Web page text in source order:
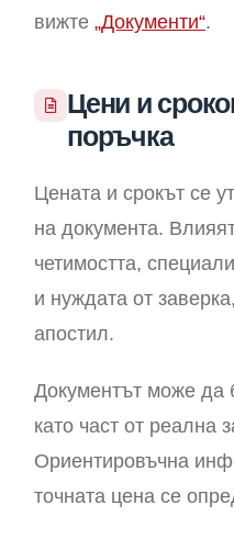
вижте „Документи“.
Цени и
поръчка
Цената и срокът се
на документа.
четимостта,
и нуждата от
апостил.
Документът може да
като част от реална
Ориентировъчна
точната цена се